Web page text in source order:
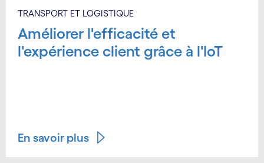
TRANSPORT ET LOGISTIQUE
Améliorer l'efficacité et
l'expérience client grâce à l'IoT
En savoir plus